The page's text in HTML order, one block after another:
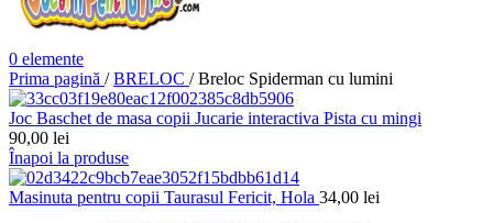
0 elemente
Prima pagină / BRELOC / Breloc Spiderman cu lumini
Joc Baschet de masa copii Jucarie interactiva Pista cu mingi
90,00 lei
Înapoi la produse
Masinuta pentru copii Taurasul Fericit, Hola 34,00 lei